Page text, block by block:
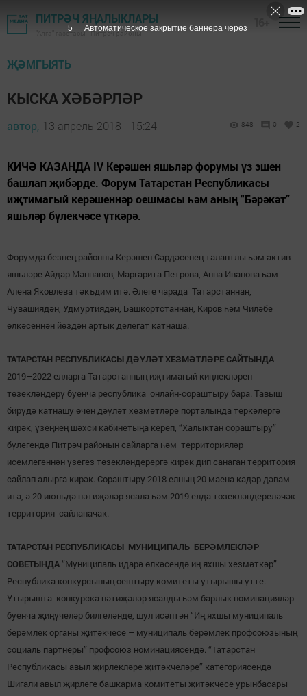
ПИТРӘЧ ЯҢАЛЫКЛАРЫ
"Алга" газетасы - Питрәч районы
ҖӘМГЫЯТЬ
КЫСКА ХӘБӘРЛӘР
автор, 13 апрель 2018 - 15:24 848 0 2
КИЧӘ КАЗАНДА IV Керәшен яшьләр форумы үз эшен
башлап җибәрде. Форум Татарстан Республикасы
иҗтимагый керәшеннәр оешмасы һәм аның “Бәрәкәт”
яшьләр бүлекчәсе үткәрә.
Форумда безнең районны Керәшен Сәрдәсенең талантлы һәм актив
яшьләре Айдар Мәннапов, Маргарита Петрова, Анна Иванова һәм
Алена Яковлева тәкъдим итә. Әлеге чарада Татарстаннан,
Чувашиядән, Удмуртиядән, Башкортстаннан, Киров һәм Чиләбе
өлкәсеннән йөздән артык делегат катнаша.
ТАТАРСТАН РЕСПУБЛИКАСЫ ДӘҮЛӘТ ХЕЗМӘТЛӘРЕ САЙТЫНДА
2019–2022 елларга Татарстанның иҗтимагый киңлекләрен
төзекләндерү буенча республика онлайн-сораштыру бара. Тавыш
бирүдә катнашу өчен дәүләт хезмәтләре порталында теркәлергә
кирәк, үзеңнең шәхси кабинетыңа кереп, “Халыктан сораштыру”
бүлегендә Питрәч районын сайларга һәм территорияләр
исемлегеннән үзегез төзекләндерергә кирәк дип санаган территория
сайлап алырга кирәк. Сораштыру 2018 елның 20 маена кадәр дәвам
итә, ә 20 июньдә нәтиҗәләр ясала һәм 2019 елда төзекләндереләчәк
территория сайланачак.
ТАТАРСТАН РЕСПУБЛИКАСЫ МУНИЦИПАЛЬ БЕРӘМЛЕКЛӘР
СОВЕТЫНДА“Муниципаль идарә өлкәсендә иң яхшы хезмәткәр”
Республика конкурсының оештыру комитеты утырышы үтте.
Утырышта конкурска нәтиҗәләр ясалды һәм барлык номинацияләр
буенча җиңүчеләр билгеләнде, шул исәптән “Иң яхшы муниципаль
берәмлек органы җитәкчесе – муниципаль берәмлек профсоюзының
социаль партнеры” профсоюз номинациясендә. “Татарстан
Республикасы авыл җирлекләре җитәкчеләре” категориясендә
Шигали авыл җирлеге башкарма комитеты җитәкчесе урынбасары
4 Автоматическое закрытие баннера через